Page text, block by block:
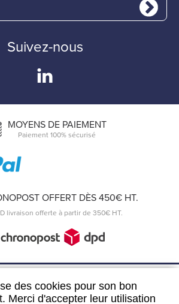
des cookies pour son bon
Merci d'accepter leur utilisation
Suivez-nous
MOYENS DE PAIEMENT
Paiement 100% sécurisé
OFFERT DÈS 450€ HT.
livraison offerte à partir de 350€ HT.
Rue du 19 Mars 1962
57300 Hagondange